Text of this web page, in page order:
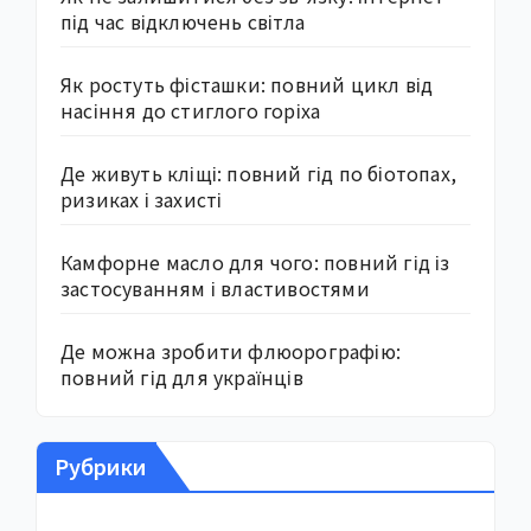
під час відключень світла
Як ростуть фісташки: повний цикл від
насіння до стиглого горіха
Де живуть кліщі: повний гід по біотопах,
ризиках і захисті
Камфорне масло для чого: повний гід із
застосуванням і властивостями
Де можна зробити флюорографію:
повний гід для українців
Рубрики